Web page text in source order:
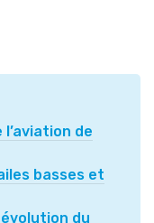
de
basses et
du